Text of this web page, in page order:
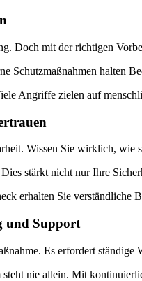
Doch mit der richtigen
Schutzmaßnahmen halten
Angriffe zielen auf
Wissen Sie wirklich, wie
Dies stärkt nicht nur Ihre
erhalten Sie verständliche
und Support
Es erfordert ständige
steht nie allein. Mit